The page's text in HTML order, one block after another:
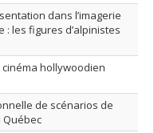
dans l’imagerie
: les figures d’alpinistes
hollywoodien
de scénarios de
Québec